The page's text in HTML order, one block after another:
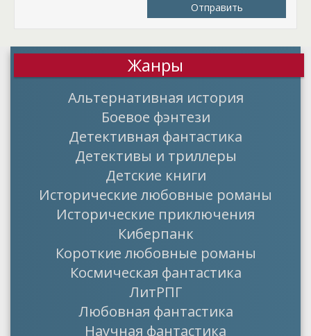
Отправить
Жанры
Альтернативная история
Боевое фэнтези
Детективная фантастика
Детективы и триллеры
Детские книги
Исторические любовные романы
Исторические приключения
Киберпанк
Короткие любовные романы
Космическая фантастика
ЛитРПГ
Любовная фантастика
Научная фантастика